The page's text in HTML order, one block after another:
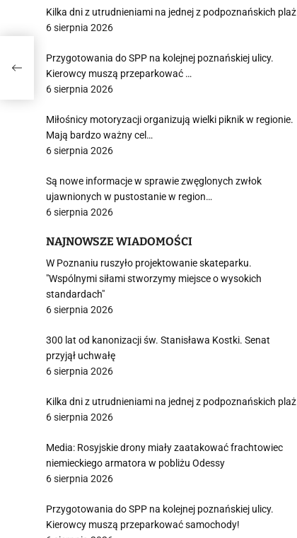
Kilka dni z utrudnieniami na jednej z podpoznańskich plaż
6 sierpnia 2026
Przygotowania do SPP na kolejnej poznańskiej ulicy.
Kierowcy muszą przeparkować …
6 sierpnia 2026
Miłośnicy motoryzacji organizują wielki piknik w regionie.
Mają bardzo ważny cel…
6 sierpnia 2026
Są nowe informacje w sprawie zwęglonych zwłok
ujawnionych w pustostanie w region…
6 sierpnia 2026
NAJNOWSZE WIADOMOŚCI
W Poznaniu ruszyło projektowanie skateparku.
"Wspólnymi siłami stworzymy miejsce o wysokich
standardach"
6 sierpnia 2026
300 lat od kanonizacji św. Stanisława Kostki. Senat
przyjął uchwałę
6 sierpnia 2026
Kilka dni z utrudnieniami na jednej z podpoznańskich plaż
6 sierpnia 2026
Media: Rosyjskie drony miały zaatakować frachtowiec
niemieckiego armatora w pobliżu Odessy
6 sierpnia 2026
Przygotowania do SPP na kolejnej poznańskiej ulicy.
Kierowcy muszą przeparkować samochody!